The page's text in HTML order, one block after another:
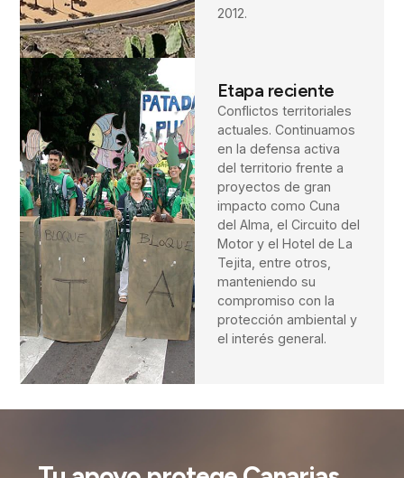
2012.
Etapa reciente
Conflictos territoriales
actuales. Continuamos
en la defensa activa
del territorio frente a
proyectos de gran
impacto como Cuna
del Alma, el Circuito del
Motor y el Hotel de La
Tejita, entre otros,
manteniendo su
compromiso con la
protección ambiental y
el interés general.